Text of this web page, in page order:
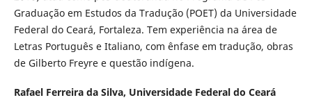
Graduação em Estudos da Tradução (POET) da Universidade
Federal do Ceará, Fortaleza. Tem experiência na área de
Letras Português e Italiano, com ênfase em tradução, obras
de Gilberto Freyre e questão indígena.
Rafael Ferreira da Silva, Universidade Federal do Ceará